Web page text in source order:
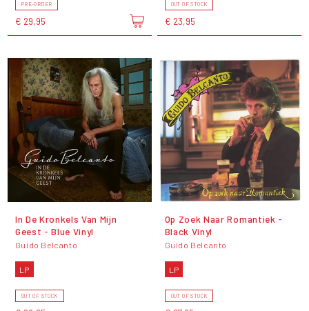
PRE-ORDER
€ 29,95
OUT OF STOCK
€ 23,95
In De Kronkels Van Mijn
Geest - Blue Vinyl
Guido Belcanto
LP
OUT OF STOCK
Op Zoek Naar Romantiek -
Black Vinyl
Guido Belcanto
LP
OUT OF STOCK